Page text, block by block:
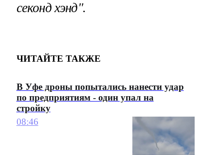
секонд хэнд".
ЧИТАЙТЕ ТАКЖЕ
В Уфе дроны попытались нанести удар
по предприятиям - один упал на
стройку
08:46